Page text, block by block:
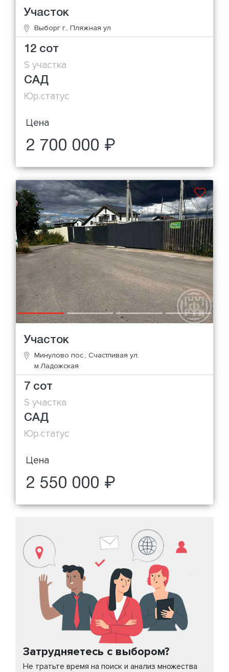
Участок
Выборг г., Пляжная ул
12 сот
S участка
САД
Юр.статус
Цена
2 700 000 ₽
Участок
Минулово пос., Счастливая ул.
м.Ладожская
7 сот
S участка
САД
Юр.статус
Цена
2 550 000 ₽
Затрудняетесь с выбором?
Не тратьте время на поиск и анализ множества